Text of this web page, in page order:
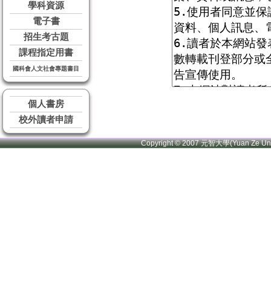
學科資源
電子書
招生考古題
課程指定用書
國科會人文社會專題書目
個人書房
校外讀者申請
Copyright © 2007 元智大學(Yuan Ze